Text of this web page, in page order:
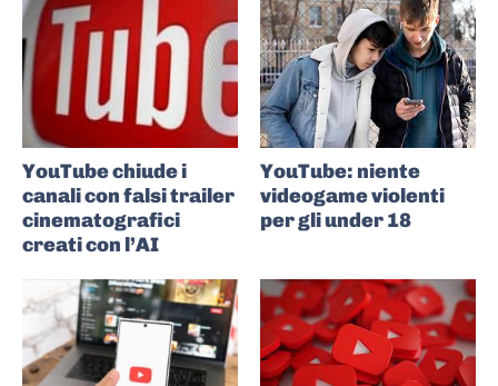
YouTube chiude i
canali con falsi trailer
cinematografici
creati con l’AI
YouTube: niente
videogame violenti
per gli under 18